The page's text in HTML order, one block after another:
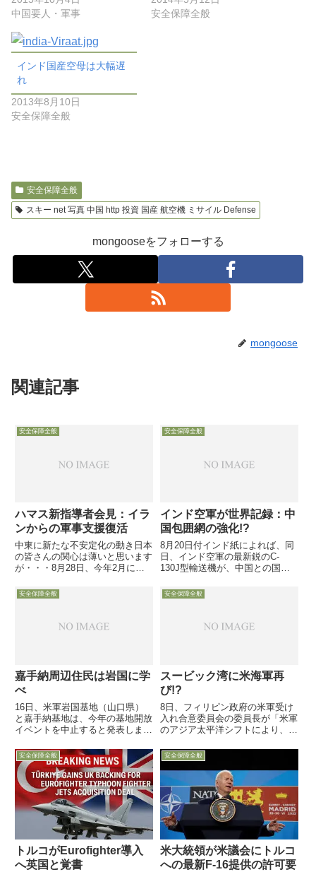
中国要人・軍事
安全保障全般
インド国産空母は大幅遅
れ
2013年8月10日
安全保障全般
安全保障全般
スキー net 写真 中国 http 投資 国産 航空機 ミサイル Defense
mongooseをフォローする
mongoose
関連記事
安全保障全般
ハマス新指導者会見：イラ
ンからの軍事支援復活
中東に新たな不安定化の動き日本
の皆さんの関心は薄いと思います
が・・・8月28日、今年2月に選
「Yehiyeh Sinwar」が初めて記者
団を前に会見し、5年前2012年に
絶状態になった...
安全保障全般
インド空軍が世界記録：中
国包囲網の強化!?
8月20日付インド紙によれば、同
日、インド空軍の最新鋭のC-
130J型輸送機が、中国との国境
位置する仮設飛行場への着陸に成
功し、世界記録を更新。紛争地域
安全保障全般
嘉手納周辺住民は岩国に学
べ
16日、米軍岩国基地（山口県）
と嘉手納基地は、今年の基地開放
イベントを中止すると発表しまし
め」と説明し、来年以降の開催も
「未定」としています。
安全保障全般
スービック湾に米海軍再
び!?
8日、フィリピン政府の米軍受け
入れ合意委員会の委員長が「米軍
のアジア太平洋シフトにより、ス
だろう」と記者団に語りました。
しかも米海兵隊の強襲揚陸艦の上
で・・・
安全保障全般
トルコがEurofighter導入
へ英国と覚書
安全保障全般
米大統領が米議会にトルコ
への最新F-16提供の許可要